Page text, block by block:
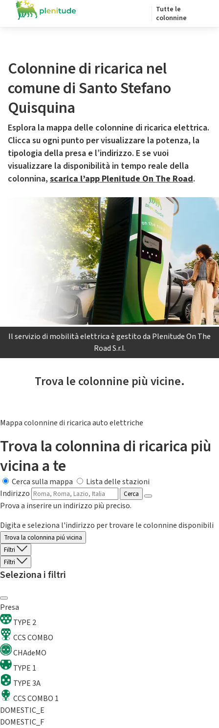
Tutte le
colonnine
Colonnine di ricarica nel
comune di Santo Stefano
Quisquina
Esplora la mappa delle colonnine di ricarica elettrica.
Clicca su ogni punto per visualizzare la potenza, la
tipologia della presa e l’indirizzo. E se vuoi
visualizzare la disponibilità in tempo reale della
colonnina, scarica l’app Plenitude On The Road.
Il servizio di mobilità elettrica è gestito da Plenitude On The
Road S.r.l.
Trova le colonnine più vicine.
Mappa colonnine di ricarica auto elettriche
Trova la colonnina di ricarica più
vicina a te
Cerca sulla mappa
Lista delle stazioni
Indirizzo
Cerca
Prova a inserire un indirizzo più preciso.
Digita e seleziona l'indirizzo per trovare le colonnine disponibili
Trova la colonnina piú vicina
Filtri
Filtri
Seleziona i filtri
Presa
TYPE 2
CCS COMBO
CHAdeMO
TYPE 1
TYPE 3A
CCS COMBO 1
DOMESTIC_E
DOMESTIC_F